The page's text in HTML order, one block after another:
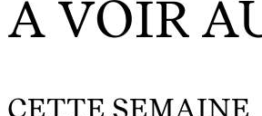
À VOIR
CETTE SEMAINE